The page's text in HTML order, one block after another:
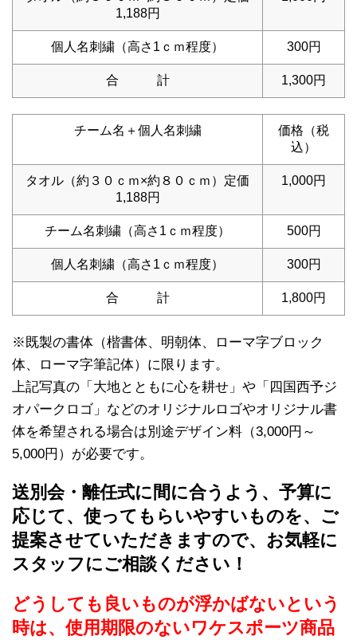
1,188円
個人名刺繍（高さ1ｃｍ程度） 300円
合 計 1,300円
チーム名＋個人名刺繍
価格（税
込）
タオル（約３０ｃｍ×約８０ｃｍ）定価
1,188円
1,000円
チーム名刺繍（高さ1ｃｍ程度） 500円
個人名刺繍（高さ1ｃｍ程度） 300円
合 計 1,800円
※既製の書体（楷書体、明朝体、ローマ字ブロック
体、ローマ字筆記体）に限ります。
上記写真の「大地とともに心を耕せ」や「四国西予ジ
オパークロゴ」などのオリジナルロゴやオリジナル書
体を希望される場合は別途デザイン料（3,000円～
5,000円）が必要です。
送別会・離任式に間に合うよう、予算に
応じて、使ってもらいやすいものを、ご
提案させていただきますので、お気軽に
スタッフにご相談ください！
どうしても良いものが浮かばないという
時は、使用期限のないワケスポーツ商品